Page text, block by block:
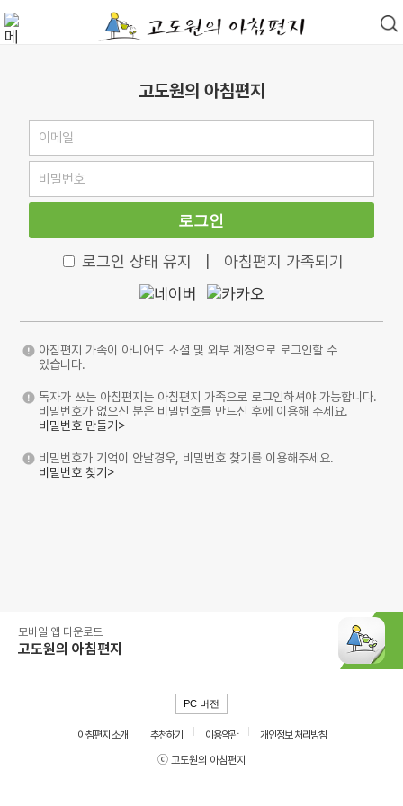
고도원의 아침편지
로그인
로그인 상태 유지 아침편지 가족되기
아침편지 가족이 아니어도 소셜 및 외부 계정으로 로그인할 수
있습니다.
독자가 쓰는 아침편지는 아침편지 가족으로 로그인하셔야 가능합니다.
비밀번호가 없으신 분은 비밀번호를 만드신 후에 이용해 주세요.
비밀번호 만들기>
비밀번호가 기억이 안날경우, 비밀번호 찾기를 이용해주세요.
비밀번호 찾기>
모바일 앱 다운로드
고도원의 아침편지
PC 버전
아침편지 소개 추천하기 이용약관
개인정보 처리방침
ⓒ 고도원의 아침편지